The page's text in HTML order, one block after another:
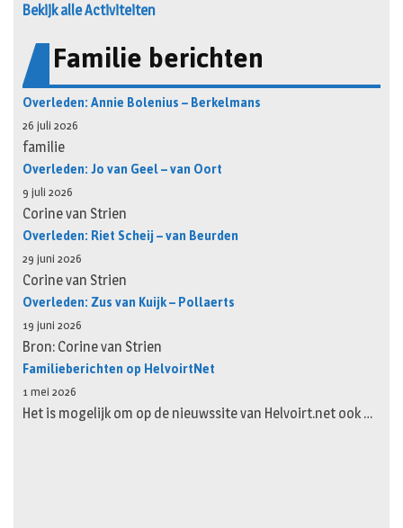
Bekijk alle Activiteiten
Familie berichten
Overleden: Annie Bolenius – Berkelmans
26 juli 2026
familie
Overleden: Jo van Geel – van Oort
9 juli 2026
Corine van Strien
Overleden: Riet Scheij – van Beurden
29 juni 2026
Corine van Strien
Overleden: Zus van Kuijk – Pollaerts
19 juni 2026
Bron: Corine van Strien
Familieberichten op HelvoirtNet
1 mei 2026
Het is mogelijk om op de nieuwssite van Helvoirt.net ook …